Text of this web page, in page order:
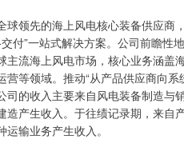
领先的海上风电核心装备供应商
付”一站式解决方案。公司前瞻
主流海上风电市场，核心业务涵
营等领域。推动“从产品供应商向系
司的收入主要来自风电装备制造
造产生收入。于往绩记录期，来
输业务产生收入。